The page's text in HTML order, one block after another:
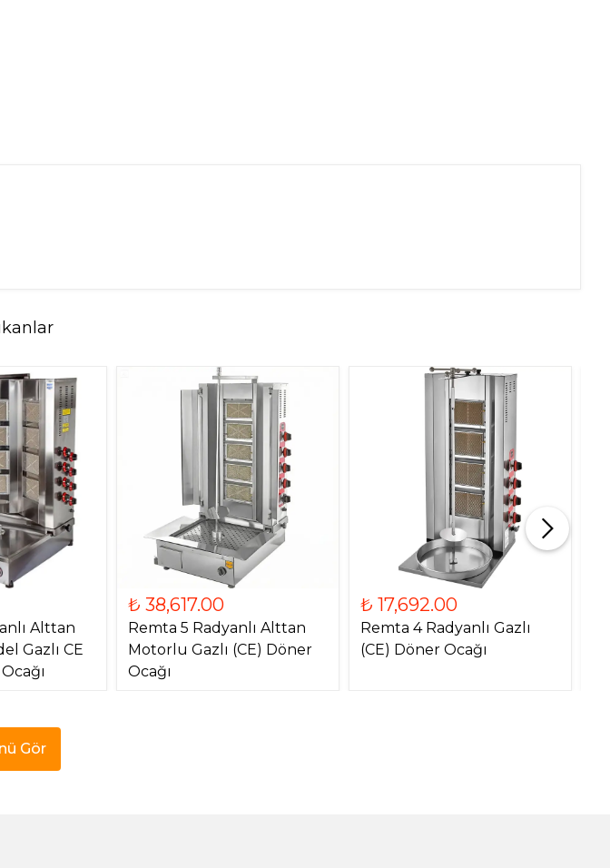
Alttan
Gazlı CE
₺ 38,617.00
Remta 5 Radyanlı Alttan
Motorlu Gazlı (CE) Döner
Ocağı
₺ 17,692.00
Remta 4 Radyanlı Gazlı
(CE) Döner Ocağı
Gör